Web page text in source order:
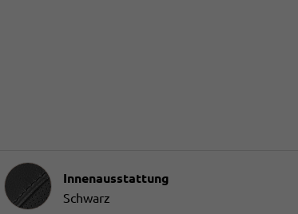
Innenausstattung
Innenausstattung
Schwarz